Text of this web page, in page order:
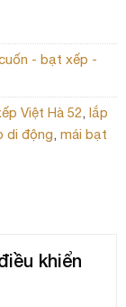
- bạt xếp -
Việt Hà 52, lắp
di động, mái bạt
khiển